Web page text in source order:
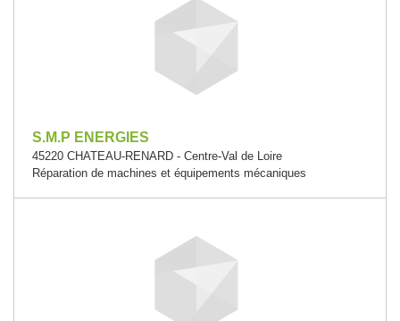
S.M.P ENERGIES
45220 CHATEAU-RENARD - Centre-Val de Loire
Réparation de machines et équipements mécaniques